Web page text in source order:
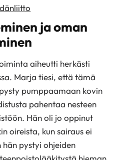
ja oman
aiheutti herkästi
Marja tiesi, että tämä
pumppaamaan kovin
pahentaa nesteen
Hän oli jo oppinut
oireista, kun sairaus ei
pystyi ohjeiden